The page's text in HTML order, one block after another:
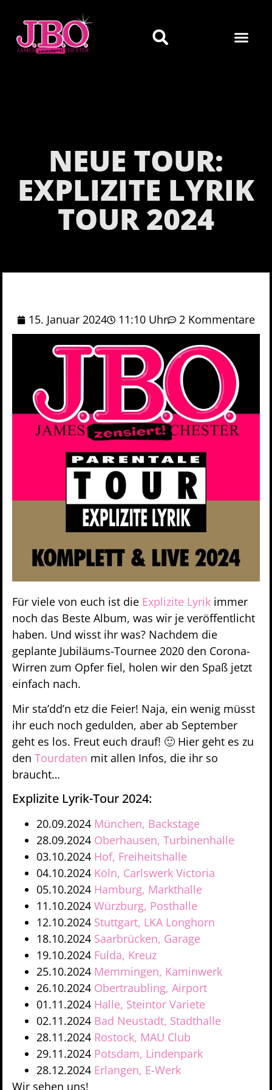
NEUE TOUR:
EXPLIZITE LYRIK
TOUR 2024
15. Januar 2024 11:10 Uhr 2 Kommentare
Für viele von euch ist die Explizite Lyrik immer
noch das Beste Album, was wir je veröffentlicht
haben. Und wisst ihr was? Nachdem die
geplante Jubiläums-Tournee 2020 den Corona-
Wirren zum Opfer fiel, holen wir den Spaß jetzt
einfach nach.
Mir sta’dd’n etz die Feier! Naja, ein wenig müsst
ihr euch noch gedulden, aber ab September
geht es los. Freut euch drauf! 🙂 Hier geht es zu
den Tourdaten mit allen Infos, die ihr so
braucht…
Explizite Lyrik-Tour 2024:
20.09.2024 München, Backstage
28.09.2024 Oberhausen, Turbinenhalle
03.10.2024 Hof, Freiheitshalle
04.10.2024 Köln, Carlswerk Victoria
05.10.2024 Hamburg, Markthalle
11.10.2024 Würzburg, Posthalle
12.10.2024 Stuttgart, LKA Longhorn
18.10.2024 Saarbrücken, Garage
19.10.2024 Fulda, Kreuz
25.10.2024 Memmingen, Kaminwerk
26.10.2024 Obertraubling, Airport
01.11.2024 Halle, Steintor Variete
02.11.2024 Bad Neustadt, Stadthalle
28.11.2024 Rostock, MAU Club
29.11.2024 Potsdam, Lindenpark
28.12.2024 Erlangen, E-Werk
Wir sehen uns!